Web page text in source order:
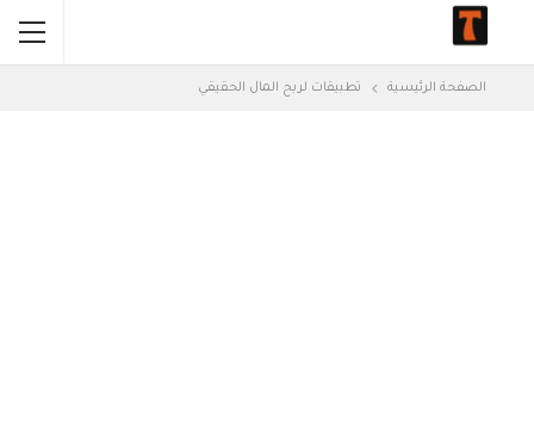
الصفحة الرئيسية تطبيقات لربح المال الحقيقي